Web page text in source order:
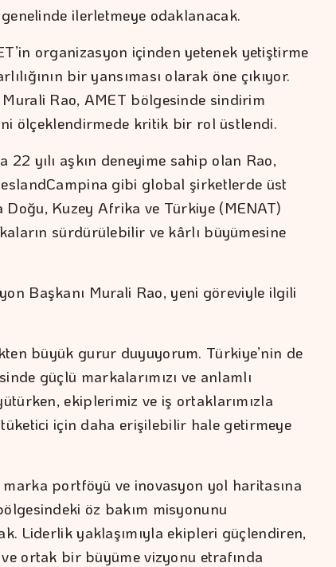
ilerletmeye odaklanacak.
organizasyon içinden yetenek yetiştirme
bir yansıması olarak öne çıkıyor.
Murali Rao, AMET bölgesinde sindirim
ölçeklendirmede kritik bir rol üstlendi.
22 yılı aşkın deneyime sahip olan Rao,
gibi global şirketlerde üst
Kuzey Afrika ve Türkiye (MENAT)
sürdürülebilir ve kârlı büyümesine
Başkanı Murali Rao, yeni göreviyle ilgili
büyük gurur duyuyorum. Türkiye’nin de
güçlü markalarımızı ve anlamlı
ekiplerimiz ve iş ortaklarımızla
için daha erişilebilir hale getirmeye
marka portföyü ve inovasyon yol haritasına
öz bakım misyonunu
Liderlik yaklaşımıyla ekipleri güçlendiren,
ortak bir büyüme vizyonu etrafında